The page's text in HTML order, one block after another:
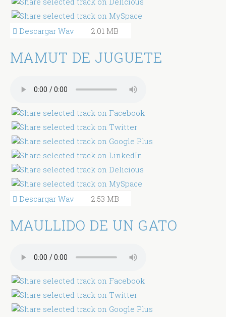
Descargar Wav 2.01 MB
MAMUT DE JUGUETE
Descargar Wav 2.53 MB
MAULLIDO DE UN GATO